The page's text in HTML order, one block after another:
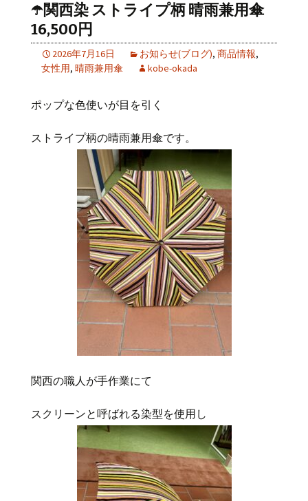
☂️関西染 ストライプ柄 晴雨兼用傘
16,500円
2026年7月16日 お知らせ(ブログ), 商品情報,
女性用, 晴雨兼用傘 kobe-okada
ポップな色使いが目を引く
ストライプ柄の晴雨兼用傘です。
関西の職人が手作業にて
スクリーンと呼ばれる染型を使用し